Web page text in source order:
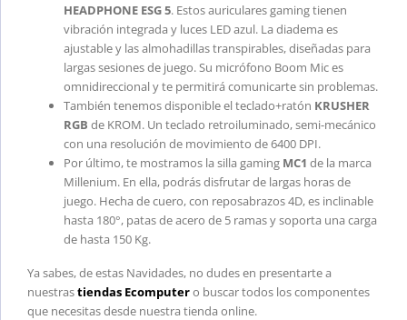
HEADPHONE ESG 5. Estos auriculares gaming tienen
vibración integrada y luces LED azul. La diadema es
ajustable y las almohadillas transpirables, diseñadas para
largas sesiones de juego. Su micrófono Boom Mic es
omnidireccional y te permitirá comunicarte sin problemas.
También tenemos disponible el teclado+ratón KRUSHER
RGB de KROM. Un teclado retroiluminado, semi-mecánico
con una resolución de movimiento de 6400 DPI.
Por último, te mostramos la silla gaming MC1 de la marca
Millenium. En ella, podrás disfrutar de largas horas de
juego. Hecha de cuero, con reposabrazos 4D, es inclinable
hasta 180°, patas de acero de 5 ramas y soporta una carga
de hasta 150 Kg.
Ya sabes,de estas Navidades, no dudes en presentarte a
nuestrastiendas Ecomputero buscar todos los componentes
que necesitas desde nuestra tienda online.